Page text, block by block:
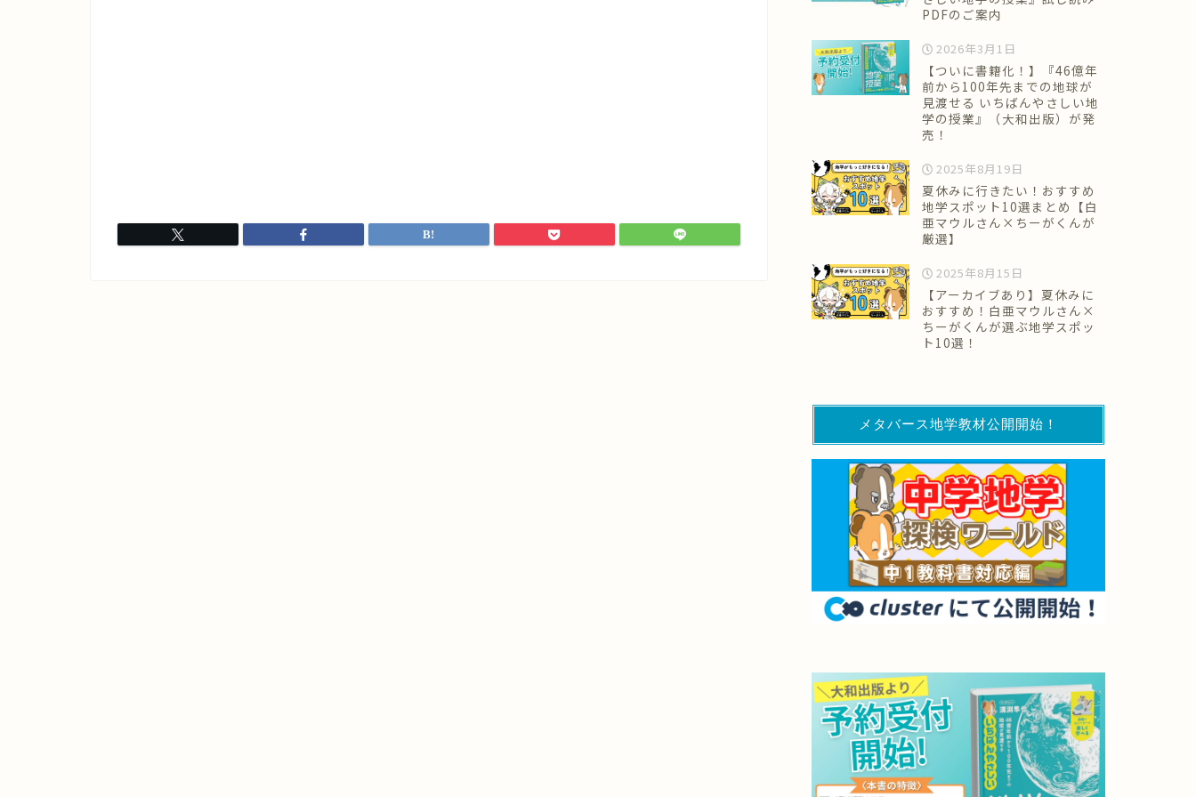
PDFのご案内
2026年3月1日
【ついに書籍化！】『46億年
前から100年先までの地球が
見渡せる いちばんやさしい地
学の授業』（大和出版）が発
売！
2025年8月19日
夏休みに行きたい！おすすめ
地学スポット10選まとめ【白
亜マウルさん×ちーがくんが
厳選】
2025年8月15日
【アーカイブあり】夏休みに
おすすめ！白亜マウルさん×
ちーがくんが選ぶ地学スポッ
ト10選！
メタバース地学教材公開開始！